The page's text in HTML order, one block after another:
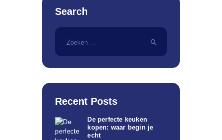
Search
Zoeken
naar:
Recent Posts
De perfecte keuken
kopen: waar begin je
echt